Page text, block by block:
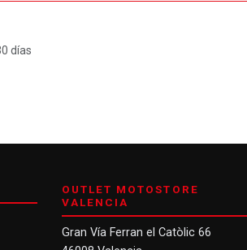
días
OUTLET MOTOSTORE
VALENCIA
Gran Vía Ferran el Catòlic 66